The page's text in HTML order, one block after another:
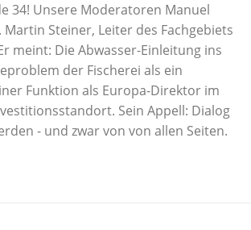
34! Unsere Moderatoren Manuel
Steiner, Leiter des Fachgebiets
meint: Die Abwasser-Einleitung ins
der Fischerei als ein
Funktion als Europa-Direktor im
Sein Appell: Dialog
- und zwar von von allen Seiten.